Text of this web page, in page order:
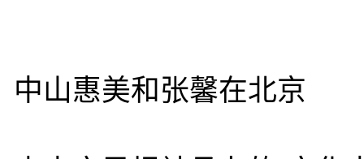
中山惠美和张馨在北京